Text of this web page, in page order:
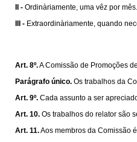
II - Ordinàriamente, uma vêz por mês.
III - Extraordinàriamente, quando
Art. 8º.A Comissão de Promoções
Parágrafo único. Os trabalhos da
Art. 9º. Cada assunto a ser
Art. 10. Os trabalhos do relator são
Art. 11.Aos membros da Comissão